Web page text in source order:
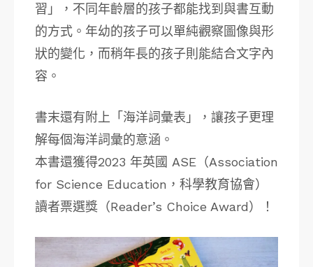
習」，不同年齡層的孩子都能找到與書互動
的方式。年幼的孩子可以單純觀察圖像與形
狀的變化，而稍年長的孩子則能結合文字內
容。
書末還有附上「海洋詞彙表」，讓孩子更理
解每個海洋詞彙的意涵。
本書還獲得2023 年英國 ASE（Association
for Science Education，科學教育協會）
讀者票選獎（Reader’s Choice Award）！